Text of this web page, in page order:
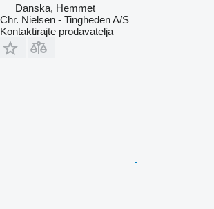
Danska, Hemmet
Chr. Nielsen - Tingheden A/S
Kontaktirajte prodavatelja